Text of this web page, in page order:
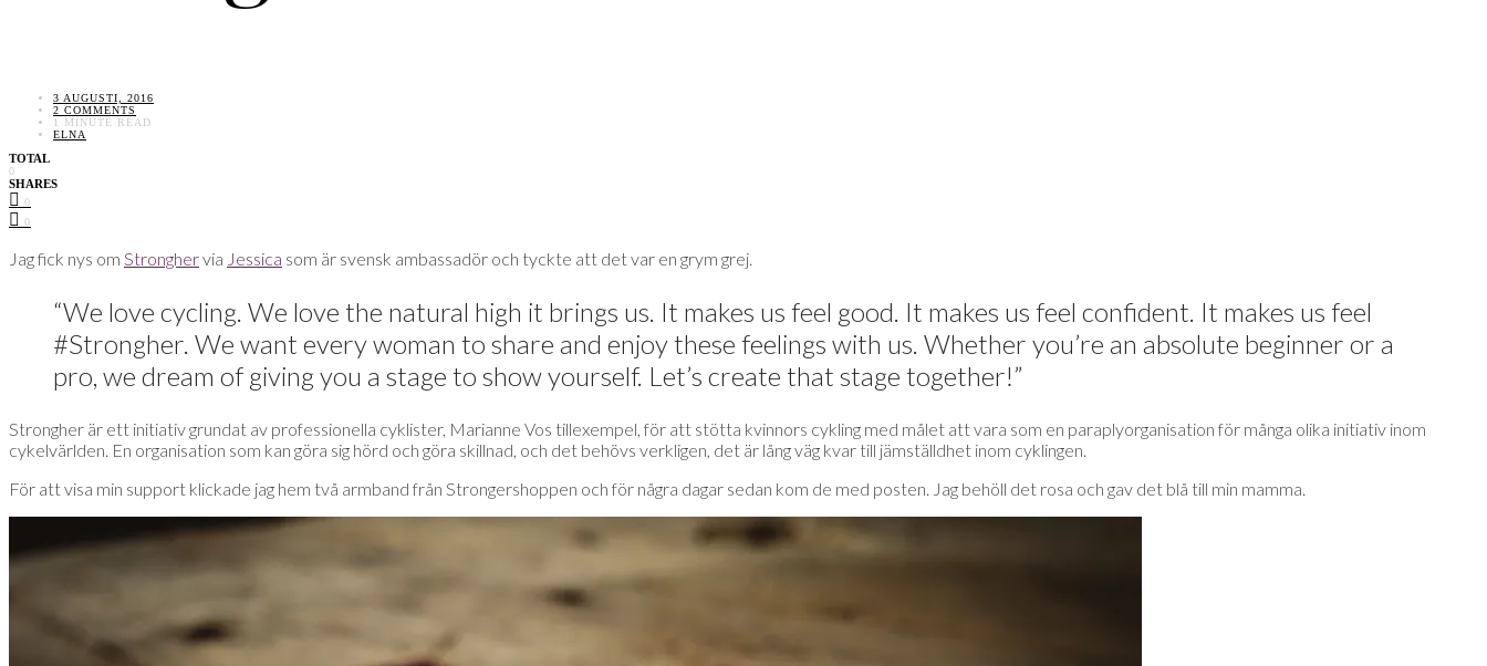
3 AUGUSTI, 2016
2 COMMENTS
1 MINUTE READ
ELNA
TOTAL
0
SHARES
0
0
Jag fick nys om Stronghervia Jessica som är svensk ambassadör och tyckte att det var en grym grej.
“We love cycling. We love the natural high it brings us. It makes us feel good. It makes us feel confident. It makes us feel
#Strongher. We want every woman to share and enjoy these feelings with us. Whether you’re an absolute beginner or a
pro, we dream of giving you a stage to show yourself. Let’s create that stage together!”
Strongher är ett initiativ grundat av professionella cyklister, Marianne Vos tillexempel, för att stötta kvinnors cykling med målet att vara som en paraplyorganisation för många olika initiativ inom
cykelvärlden. En organisation som kan göra sig hörd och göra skillnad, och det behövs verkligen, det är lång väg kvar till jämställdhet inom cyklingen.
För att visa min support klickade jag hem två armband från Strongershoppen och för några dagar sedan kom de med posten. Jag behöll det rosa och gav det blå till min mamma.